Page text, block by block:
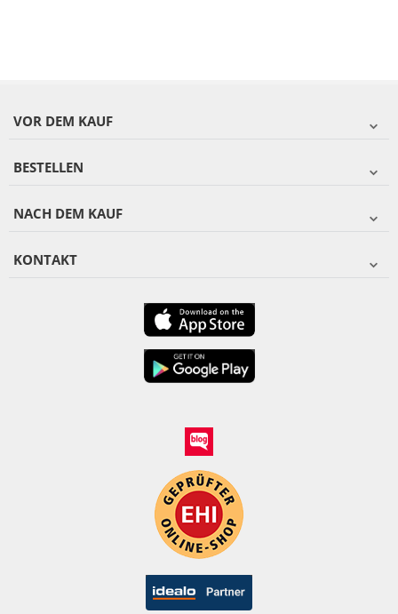
VOR DEM KAUF
BESTELLEN
NACH DEM KAUF
KONTAKT